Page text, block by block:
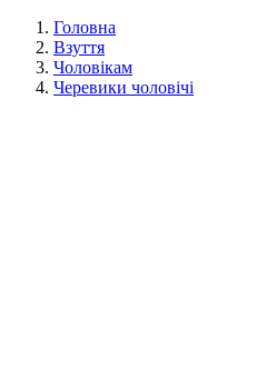
Головна
Взуття
Чоловікам
Черевики чоловічі